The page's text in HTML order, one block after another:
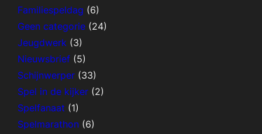
Familiespeldag (6)
Geen categorie (24)
Jeugdwerk (3)
Nieuwsbrief (5)
Schijnwerper (33)
Spel in de kijker (2)
Spelfanaat (1)
Spelmarathon (6)